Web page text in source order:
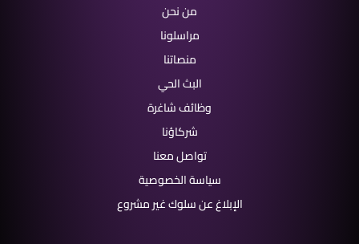
من نحن
مراسلونا
منصاتنا
البث الحي
وظائف شاغرة
شركاؤنا
تواصل معنا
سياسة الخصوصية
الإبلاغ عن سلوك غير مشروع